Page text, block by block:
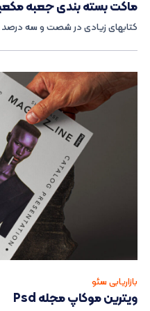
ماکت بسته بندی جعبه
کتابهای زیادی در شصت و سه درصد
بازاریابی سئو
ویترین موکاپ مجله Psd